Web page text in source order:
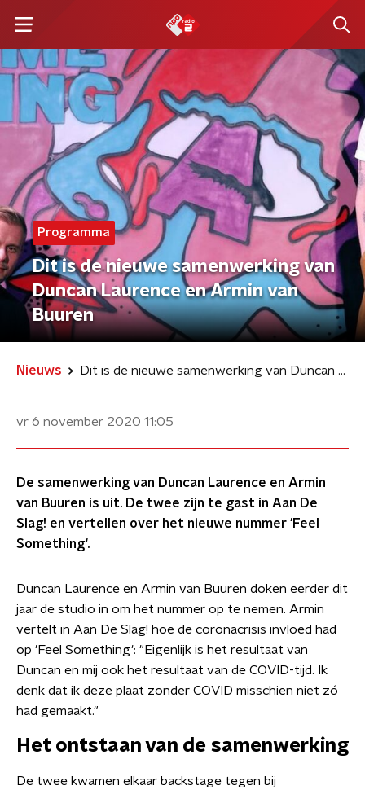
Programma
Dit is de nieuwe samenwerking van
Duncan Laurence en Armin van
Buuren
Nieuws Dit is de nieuwe samenwerking van Duncan Laurence en Armin van Buuren
vr 6 november 2020 11:05
De samenwerking van Duncan Laurence en Armin
van Buuren is uit. De twee zijn te gast in Aan De
Slag! en vertellen over het nieuwe nummer 'Feel
Something'.
Duncan Laurence en Armin van Buuren doken eerder dit
jaar de studio in om het nummer op te nemen. Armin
vertelt in Aan De Slag! hoe de coronacrisis invloed had
op 'Feel Something': "Eigenlijk is het resultaat van
Duncan en mij ook het resultaat van de COVID-tijd. Ik
denk dat ik deze plaat zonder COVID misschien niet zó
had gemaakt."
Het ontstaan van de samenwerking
De twee kwamen elkaar backstage tegen bij